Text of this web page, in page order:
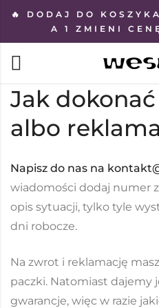
🔥 DODAJ DO
A 1 ZMIENI
Jak
albo
Napisz do nas na
wiadomości dodaj numer
opis sytuacji, tylko tyle
dni robocze.
Na zwrot i reklamację
paczki. Natomiast dajemy
gwarancje, więc w razie